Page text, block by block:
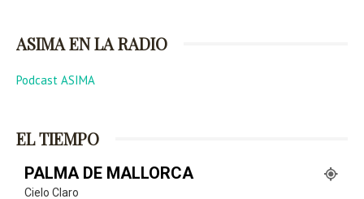
ASIMA EN LA RADIO
Podcast ASIMA
EL TIEMPO
PALMA DE MALLORCA
Cielo Claro